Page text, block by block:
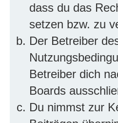
dass du das
setzen bzw. zu
Der Betreiber
Betreiber dich
Boards
Du nimmst zur